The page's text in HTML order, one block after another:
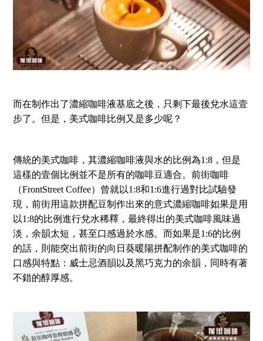
而在制作出了濃縮咖啡液基底之後，只剩下最後兌水這壹
步了。但是，美式咖啡比例又是多少呢？
傳統的美式咖啡，其濃縮咖啡液與水的比例為1:8，但是
這樣的壹個比例並不是所有的咖啡豆適合。前街咖啡
（FrontStreet Coffee）曾就以1:8和1:6進行過對比試驗發
現，前街用這款拼配豆制作出來的意式濃縮咖啡如果是用
以1:8的比例進行兌水稀釋，最終得出的美式咖啡風味過
淡，余韻太短，甚至口感過於水感。而如果是1:6的比例
的話，則能突出前街的向日葵暖陽拼配制作的美式咖啡的
口感與特點：威士忌酒韻以及黑巧克力的余韻，同時有著
不錯的醇厚感。